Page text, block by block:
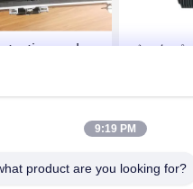
and
with
and drone
格 を 入手 する
バックパ
GPS ス
3km 防衛
最良 の
9:19 PM
product are you looking for?